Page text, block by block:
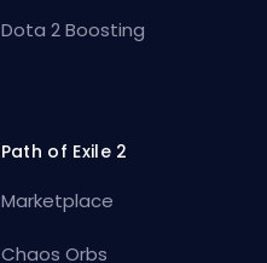
Dota 2 Boosting
Path of Exile 2
Marketplace
Chaos Orbs